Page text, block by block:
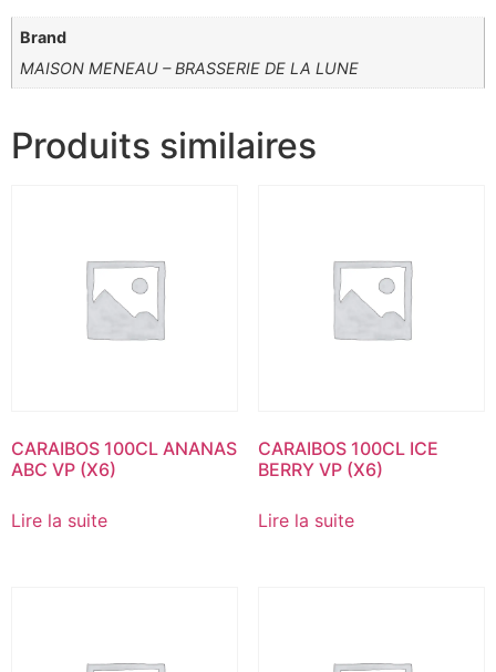
Brand
MAISON MENEAU – BRASSERIE DE LA LUNE
Produits similaires
CARAIBOS 100CL ANANAS
ABC VP (X6)
Lire la suite
CARAIBOS 100CL ICE
BERRY VP (X6)
Lire la suite